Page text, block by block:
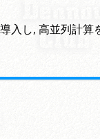
入し, 高並列計算